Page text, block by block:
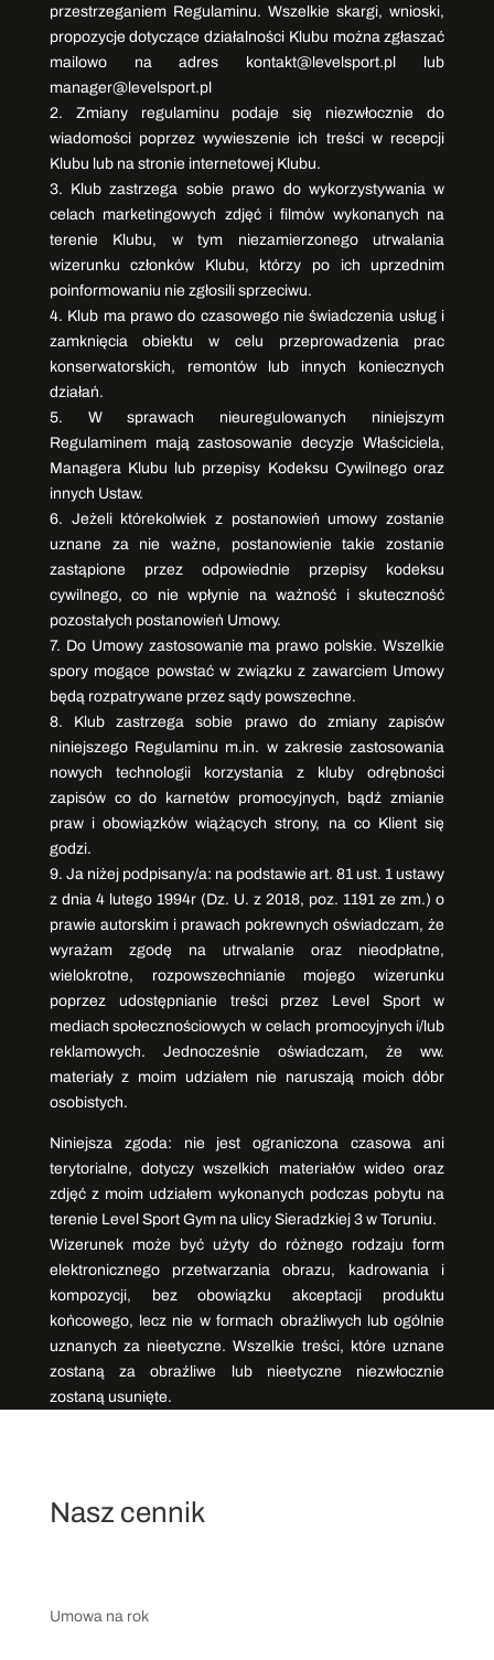
przestrzeganiem Regulaminu. Wszelkie skargi, wnioski,
propozycje dotyczące działalności Klubu można zgłaszać
mailowo na adres kontakt@levelsport.pl lub
manager@levelsport.pl
2. Zmiany regulaminu podaje się niezwłocznie do
wiadomości poprzez wywieszenie ich treści w recepcji
Klubu lub na stronie internetowej Klubu.
3. Klub zastrzega sobie prawo do wykorzystywania w
celach marketingowych zdjęć i filmów wykonanych na
terenie Klubu, w tym niezamierzonego utrwalania
wizerunku członków Klubu, którzy po ich uprzednim
poinformowaniu nie zgłosili sprzeciwu.
4. Klub ma prawo do czasowego nie świadczenia usług i
zamknięcia obiektu w celu przeprowadzenia prac
konserwatorskich, remontów lub innych koniecznych
działań.
5. W sprawach nieuregulowanych niniejszym
Regulaminem mają zastosowanie decyzje Właściciela,
Managera Klubu lub przepisy Kodeksu Cywilnego oraz
innych Ustaw.
6. Jeżeli którekolwiek z postanowień umowy zostanie
uznane za nie ważne, postanowienie takie zostanie
zastąpione przez odpowiednie przepisy kodeksu
cywilnego, co nie wpłynie na ważność i skuteczność
pozostałych postanowień Umowy.
7. Do Umowy zastosowanie ma prawo polskie. Wszelkie
spory mogące powstać w związku z zawarciem Umowy
będą rozpatrywane przez sądy powszechne.
8. Klub zastrzega sobie prawo do zmiany zapisów
niniejszego Regulaminu m.in. w zakresie zastosowania
nowych technologii korzystania z kluby odrębności
zapisów co do karnetów promocyjnych, bądź zmianie
praw i obowiązków wiążących strony, na co Klient się
godzi.
9. Ja niżej podpisany/a: na podstawie art. 81 ust. 1 ustawy
z dnia 4 lutego 1994r (Dz. U. z 2018, poz. 1191 ze zm.) o
prawie autorskim i prawach pokrewnych oświadczam, że
wyrażam zgodę na utrwalanie oraz nieodpłatne,
wielokrotne, rozpowszechnianie mojego wizerunku
poprzez udostępnianie treści przez Level Sport w
mediach społecznościowych w celach promocyjnych i/lub
reklamowych. Jednocześnie oświadczam, że ww.
materiały z moim udziałem nie naruszają moich dóbr
osobistych.
Niniejsza zgoda: nie jest ograniczona czasowa ani
terytorialne, dotyczy wszelkich materiałów wideo oraz
zdjęć z moim udziałem wykonanych podczas pobytu na
terenie Level Sport Gym na ulicy Sieradzkiej 3 w Toruniu.
Wizerunek może być użyty do różnego rodzaju form
elektronicznego przetwarzania obrazu, kadrowania i
kompozycji, bez obowiązku akceptacji produktu
końcowego, lecz nie w formach obraźliwych lub ogólnie
uznanych za nieetyczne. Wszelkie treści, które uznane
zostaną za obraźliwe lub nieetyczne niezwłocznie
zostaną usunięte.
Nasz cennik
Umowa na rok